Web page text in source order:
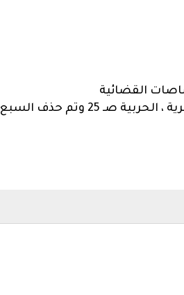
2- الدواوين (الوزارات) تم حذف امثله ليها اللي هي كانت البحرية ، الحربية صـ 25 وتم حذف السبع